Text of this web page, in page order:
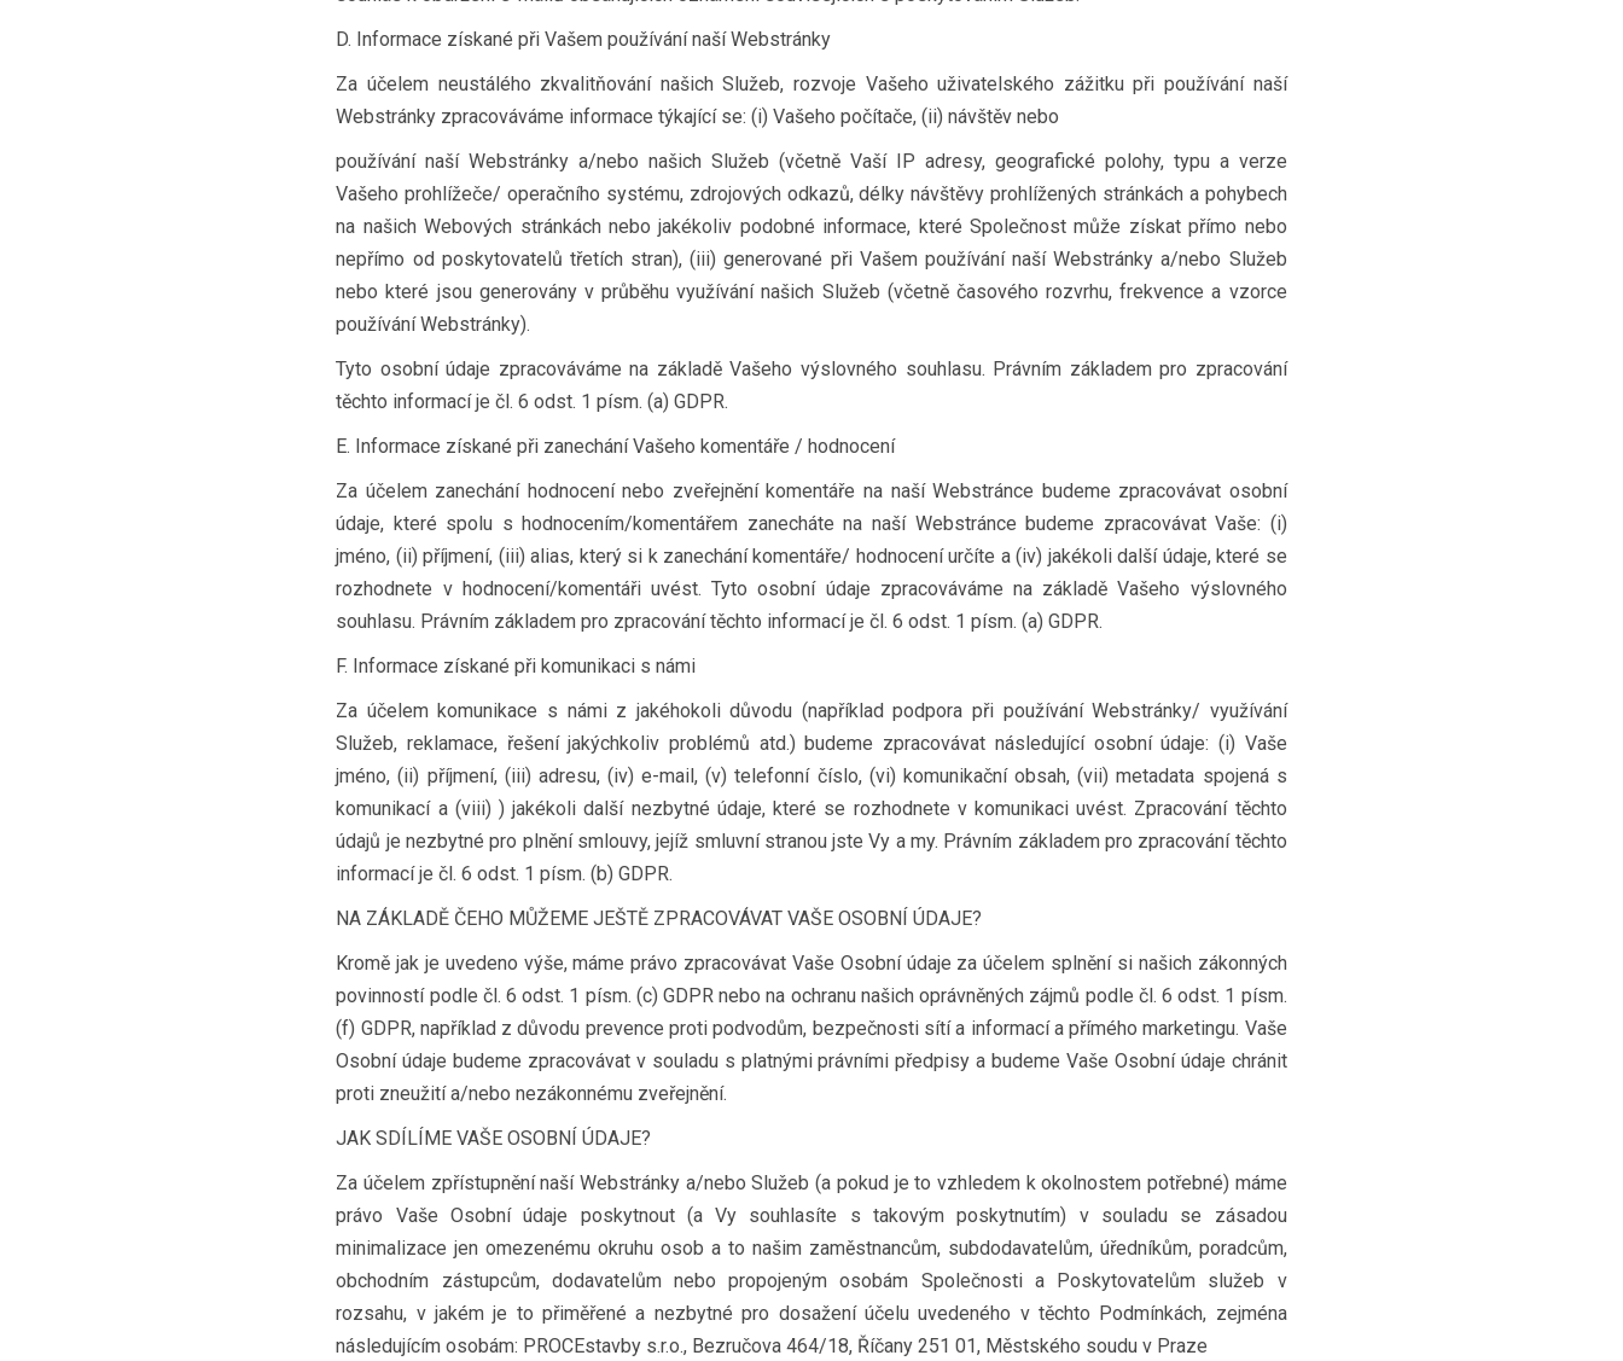
D. Informace získané při Vašem používání naší Webstránky
Za účelem neustálého zkvalitňování našich Služeb, rozvoje Vašeho uživatelského zážitku při používání naší
Webstránky zpracováváme informace týkající se: (i) Vašeho počítače, (ii) návštěv nebo
používání naší Webstránky a/nebo našich Služeb (včetně Vaší IP adresy, geografické polohy, typu a verze
Vašeho prohlížeče/ operačního systému, zdrojových odkazů, délky návštěvy prohlížených stránkách a pohybech
na našich Webových stránkách nebo jakékoliv podobné informace, které Společnost může získat přímo nebo
nepřímo od poskytovatelů třetích stran), (iii) generované při Vašem používání naší Webstránky a/nebo Služeb
nebo které jsou generovány v průběhu využívání našich Služeb (včetně časového rozvrhu, frekvence a vzorce
používání Webstránky).
Tyto osobní údaje zpracováváme na základě Vašeho výslovného souhlasu. Právním základem pro zpracování
těchto informací je čl. 6 odst. 1 písm. (a) GDPR.
E. Informace získané při zanechání Vašeho komentáře / hodnocení
Za účelem zanechání hodnocení nebo zveřejnění komentáře na naší Webstránce budeme zpracovávat osobní
údaje, které spolu s hodnocením/komentářem zanecháte na naší Webstránce budeme zpracovávat Vaše: (i)
jméno, (ii) příjmení, (iii) alias, který si k zanechání komentáře/ hodnocení určíte a (iv) jakékoli další údaje, které se
rozhodnete v hodnocení/komentáři uvést. Tyto osobní údaje zpracováváme na základě Vašeho výslovného
souhlasu. Právním základem pro zpracování těchto informací je čl. 6 odst. 1 písm. (a) GDPR.
F. Informace získané při komunikaci s námi
Za účelem komunikace s námi z jakéhokoli důvodu (například podpora při používání Webstránky/ využívání
Služeb, reklamace, řešení jakýchkoliv problémů atd.) budeme zpracovávat následující osobní údaje: (i) Vaše
jméno, (ii) příjmení, (iii) adresu, (iv) e-mail, (v) telefonní číslo, (vi) komunikační obsah, (vii) metadata spojená s
komunikací a (viii) ) jakékoli další nezbytné údaje, které se rozhodnete v komunikaci uvést. Zpracování těchto
údajů je nezbytné pro plnění smlouvy, jejíž smluvní stranou jste Vy a my. Právním základem pro zpracování těchto
informací je čl. 6 odst. 1 písm. (b) GDPR.
NA ZÁKLADĚ ČEHO MŮŽEME JEŠTĚ ZPRACOVÁVAT VAŠE OSOBNÍ ÚDAJE?
Kromě jak je uvedeno výše, máme právo zpracovávat Vaše Osobní údaje za účelem splnění si našich zákonných
povinností podle čl. 6 odst. 1 písm. (c) GDPR nebo na ochranu našich oprávněných zájmů podle čl. 6 odst. 1 písm.
(f) GDPR, například z důvodu prevence proti podvodům, bezpečnosti sítí a informací a přímého marketingu. Vaše
Osobní údaje budeme zpracovávat v souladu s platnými právními předpisy a budeme Vaše Osobní údaje chránit
proti zneužití a/nebo nezákonnému zveřejnění.
JAK SDÍLÍME VAŠE OSOBNÍ ÚDAJE?
Za účelem zpřístupnění naší Webstránky a/nebo Služeb (a pokud je to vzhledem k okolnostem potřebné) máme
právo Vaše Osobní údaje poskytnout (a Vy souhlasíte s takovým poskytnutím) v souladu se zásadou
minimalizace jen omezenému okruhu osob a to našim zaměstnancům, subdodavatelům, úředníkům, poradcům,
obchodním zástupcům, dodavatelům nebo propojeným osobám Společnosti a Poskytovatelům služeb v
rozsahu, v jakém je to přiměřené a nezbytné pro dosažení účelu uvedeného v těchto Podmínkách, zejména
následujícím osobám: PROCEstavby s.r.o., Bezručova 464/18, Říčany 251 01, Městského soudu v Praze